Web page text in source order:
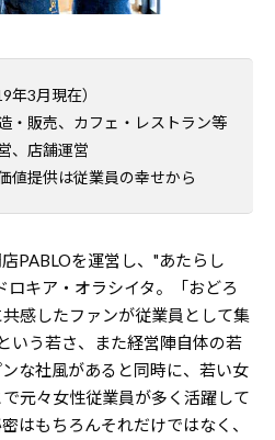
年3月現在）
・販売、カフェ・レストラン等
、店舗運営
値提供は従業員の幸せから
PABLOを運営し、"あたらし
ロキア・オラシイタ。「おどろ
感したファンが従業員として集
いう若さ、また経営陣自体の若
な社風があると同時に、若い女
元々女性従業員が多く活躍して
はもちろんそれだけではなく、